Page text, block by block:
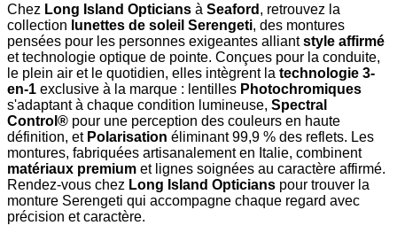
Chez Long Island Opticians à Seaford , retrouvez la
collection lunettes de soleil Serengeti, des montures
pensées pour les personnes exigeantes alliantstyle affirmé
et technologie optique de pointe. Conçues pour la conduite,
le plein air et le quotidien, elles intègrent la technologie 3-
en-1 exclusive à la marque : lentilles Photochromiques
s'adaptant à chaque condition lumineuse, Spectral
Control® pour une perception des couleurs en haute
définition, et Polarisation éliminant 99,9 % des reflets. Les
montures, fabriquées artisanalement en Italie, combinent
matériaux premium et lignes soignées au caractère affirmé.
Rendez-vous chez Long Island Opticians pour trouver la
monture Serengeti qui accompagne chaque regard avec
précision et caractère.